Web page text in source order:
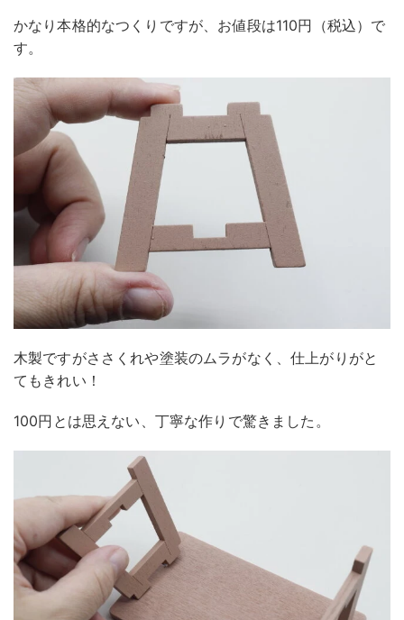
かなり本格的なつくりですが、お値段は110円（税込）で
す。
木製ですがささくれや塗装のムラがなく、仕上がりがと
てもきれい！
100円とは思えない、丁寧な作りで驚きました。